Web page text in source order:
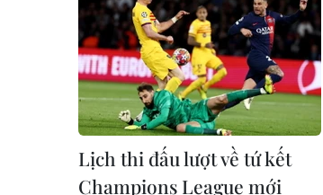
Lịch thi đấu lượt về tứ kết
Champions League mới